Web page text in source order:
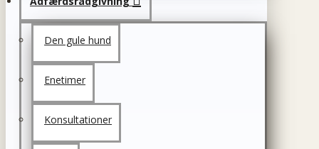
Den gule hund
Enetimer
Konsultationer